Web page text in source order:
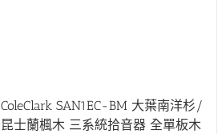
ColeClark SAN1EC-BM 大葉南洋杉/
昆士蘭楓木 三系統拾音器 全單板木